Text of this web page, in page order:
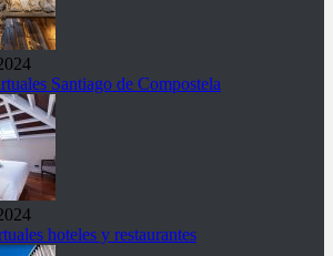
Santiago de Compostela
hoteles y restaurantes